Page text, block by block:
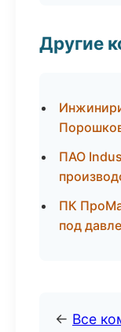
Другие
ПАО
ПК
под
← Все